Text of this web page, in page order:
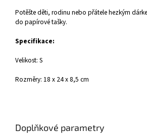
Potěšte děti, rodinu nebo přátele hezkým
do papírové tašky.
Specifikace:
Velikost: S
Rozměry: 18 x 24 x 8,5 cm
Doplňkové parametry